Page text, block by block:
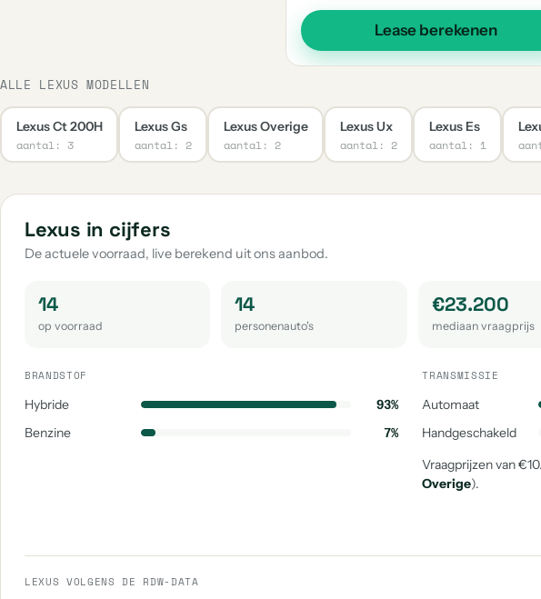
Lease berekenen
ALLE LEXUS MODELLEN
Lexus Ct 200H
aantal: 3
Lexus Gs
aantal: 2
Lexus Overige
aantal: 2
Lexus Ux
aantal: 2
Lexus Es
aantal: 1
Lexus in cijfers
De actuele voorraad, live berekend uit ons aanbod.
14
op voorraad
14
personenauto's
€23.200
mediaan vraagprijs
BRANDSTOF
Hybride
93%
Benzine
7%
TRANSMISSIE
Automaat
Handgeschakeld
Vraagprijzen van
Overige).
LEXUS VOLGENS DE RDW-DATA